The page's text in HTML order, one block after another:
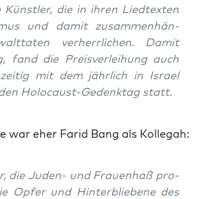
Künst­ler, die in ihren Lied­tex­ten
und damit zusam­men­hän­
ver­herr­li­chen. Damit
fand die Preis­ver­lei­hung auch
mit dem jähr­lich in Isra­el
Holo­caust-Gedenk­tag statt.
war eher Farid Bang als Kollegah:
die Juden- und Frau­en­haß pro­
Opfer und Hin­ter­blie­be­ne des